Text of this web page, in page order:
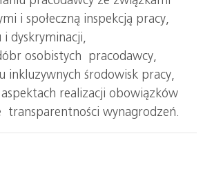
i społeczną inspekcją pracy,
dyskryminacji,
osobistych pracodawcy,
inkluzywnych środowisk pracy,
realizacji obowiązków
transparentności wynagrodzeń.